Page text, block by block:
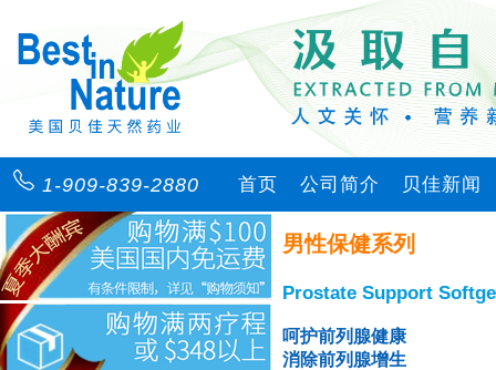
1-909-839-2880 首页 公司简介 贝佳新闻
男性保健系列
Prostate Support
呵护前列腺健康
消除前列腺增生